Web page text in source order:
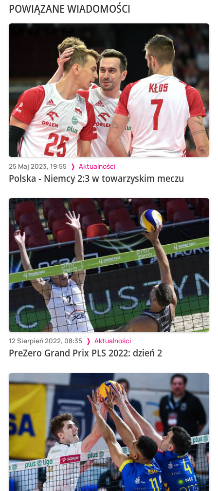
POWIĄZANE WIADOMOŚCI
25 Maj 2023, 19:55 Aktualności
Polska - Niemcy 2:3 w towarzyskim meczu
12 Sierpień 2022, 08:35 Aktualności
PreZero Grand Prix PLS 2022: dzień 2